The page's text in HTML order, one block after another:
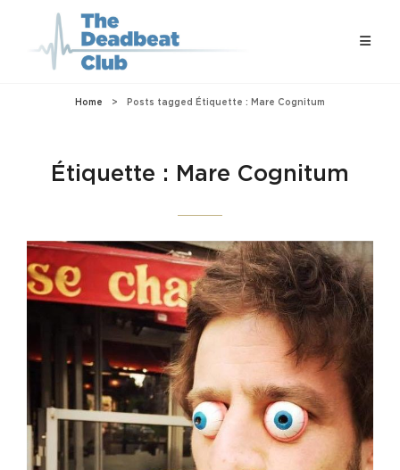
Home > Posts tagged Étiquette : Mare Cognitum
Étiquette : Mare Cognitum